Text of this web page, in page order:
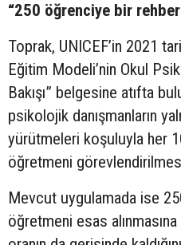
“250 öğrenciye bir
Toprak, UNICEF’in 2021
Eğitim Modeli’nin Okul
Bakışı” belgesine atıfta
psikolojik danışmanların
yürütmeleri koşuluyla her
öğretmeni
Mevcut uygulamada ise
öğretmeni esas